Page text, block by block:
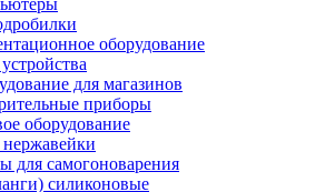
оборудование
для магазинов
приборы
оборудование
для самогоноварения
силиконовые